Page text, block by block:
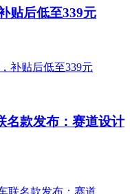
贴后低至339元
名款发布：赛道设计